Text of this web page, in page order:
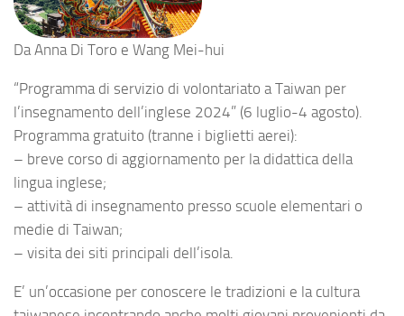
DaAnna Di Toro e Wang Mei-hui
“Programma di servizio di volontariato a Taiwan per
l’insegnamento dell’inglese 2024” (6 luglio-4 agosto).
Programma gratuito (tranne i biglietti aerei):
– breve corso di aggiornamento per la didattica della
lingua inglese;
– attività di insegnamento presso scuole elementari o
medie di Taiwan;
– visita dei siti principali dell’isola.
E’ un’occasione per conoscere le tradizioni e la cultura